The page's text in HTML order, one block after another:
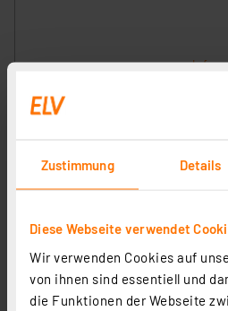
Zustimmung Details
Diese Webseite verwendet
Wir verwenden Cookies auf
von ihnen sind essentiell und
die Funktionen der Webseite